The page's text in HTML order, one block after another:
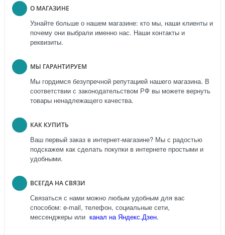
О МАГАЗИНЕ
Узнайте больше о нашем магазине: кто мы, наши клиенты и
почему они выбрали именно нас. Наши контакты и
реквизиты.
МЫ ГАРАНТИРУЕМ
Мы гордимся безупречной репутацией нашего магазина. В
соответствии с законодательством РФ вы можете вернуть
товары ненадлежащего качества.
КАК КУПИТЬ
Ваш первый заказ в интернет-магазине? Мы с радостью
подскажем как сделать покупки в интернете простыми и
удобными.
ВСЕГДА НА СВЯЗИ
Связаться с нами можно любым удобным для вас
способом: e-mail, телефон, социальные сети,
мессенджеры или канал на Яндекс.Дзен.